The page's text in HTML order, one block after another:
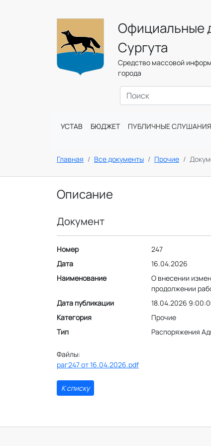
Официальные
Сургута
Средство массовой
города
УСТАВ БЮДЖЕТ ПУБЛИЧНЫЕ СЛУШАНИЯ
Главная Все документы Прочие
Описание
Документ
Номер
247
Дата
16.04.2026
Наименование
О внесении
продолжении
Дата публикации
18.04.2026
Категория
Прочие
Тип
Распоряжения
Файлы:
раг247 от 16.04.2026.pdf
К списку